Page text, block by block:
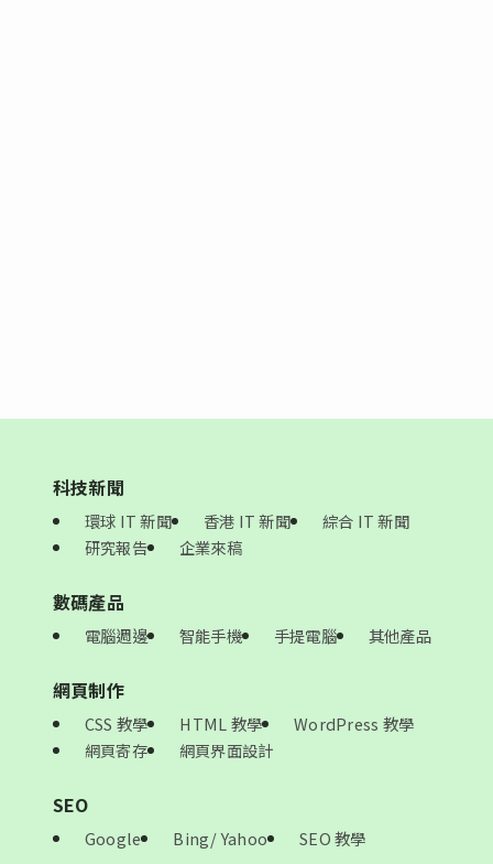
科技新聞
環球 IT 新聞 香港 IT 新聞
綜合 IT 新聞
研究報告
企業來稿
數碼產品
電腦週邊 智能手機 手提電腦 其他產品
網頁制作
CSS 教學 HTML 教學
WordPress 教學
網頁寄存
網頁界面設計
SEO
Google Bing/ Yahoo SEO 教學